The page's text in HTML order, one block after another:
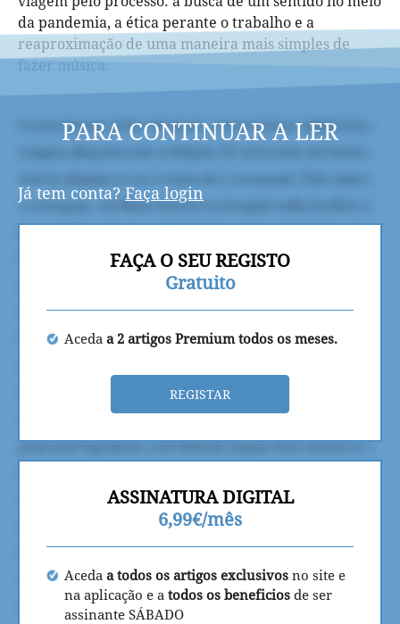
da pandemia, a ética perante o trabalho e a
reaproximação de uma maneira mais simples de
fazer música.
PARA CONTINUAR A LER
Já tem conta? Faça login
FAÇA O SEU REGISTO
Gratuito
Aceda a 2 artigos Premium todos os meses.
REGISTAR
ASSINATURA DIGITAL
6,99€/mês
Aceda a todos os artigos exclusivos no site e
na aplicação e a todos os beneficios de ser
assinante SÁBADO